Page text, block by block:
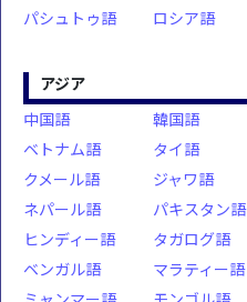
パシュトゥ語
ロシア語
アジア
中国語
韓国語
ベトナム語
タイ語
クメール語
ジャワ語
ネパール語
パキスタン語
ヒンディー語
タガログ語
ベンガル語
マラティー語